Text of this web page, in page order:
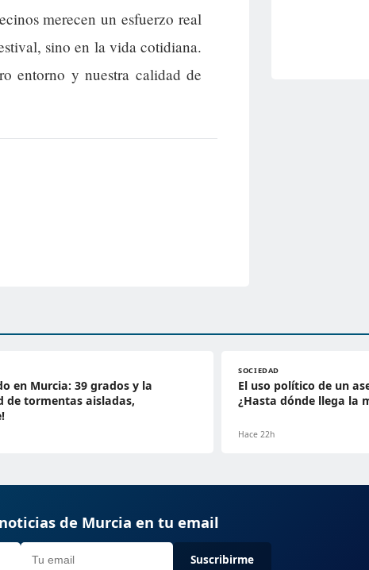
merecen un esfuerzo real
sino en la vida cotidiana.
entorno y nuestra calidad de
en Murcia: 39 grados y la
de tormentas aisladas,
SOCIEDAD
El uso político de un
¿Hasta dónde llega la
Hace 22h
de Murcia en tu email
Suscribirme